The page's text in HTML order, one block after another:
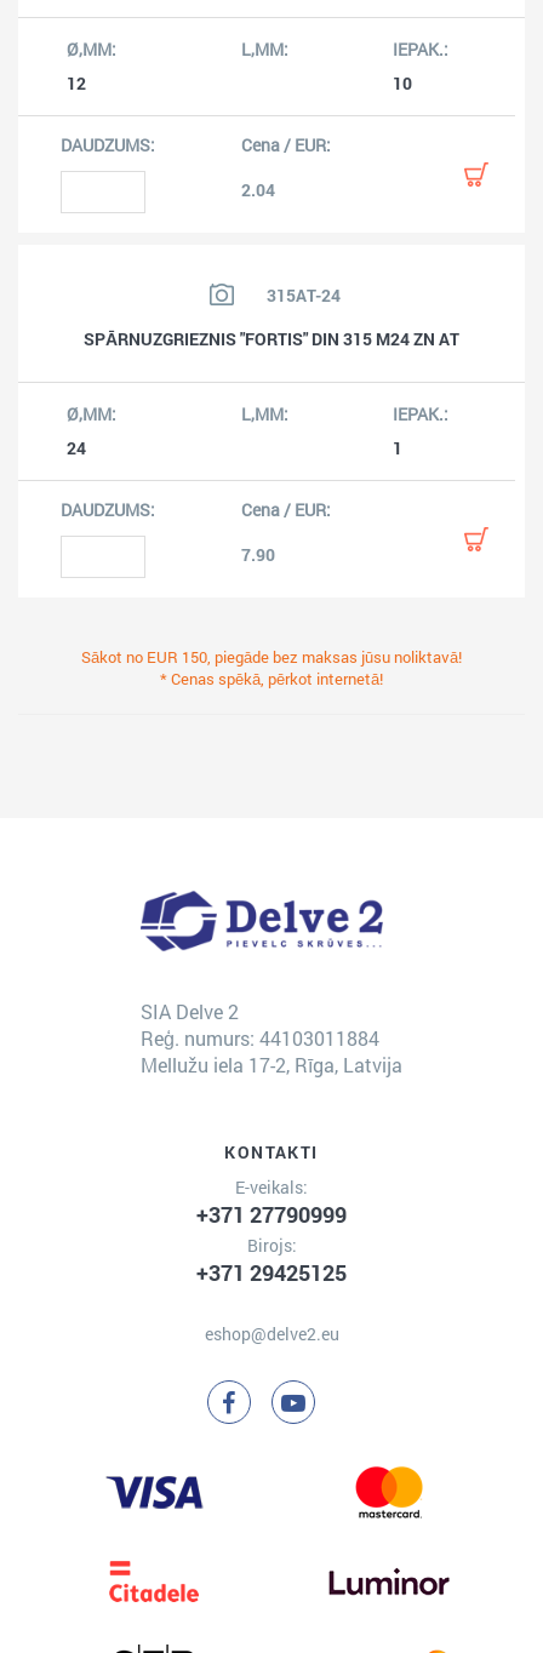
12 10
2.04
315AT-24
SPĀRNUZGRIEZNIS "FORTIS" DIN 315 M24 ZN AT
24 1
7.90
Sākot no EUR 150, piegāde bez maksas jūsu noliktavā!
* Cenas spēkā, pērkot internetā!
SIA Delve 2
Reģ. numurs: 44103011884
Mellužu iela 17-2, Rīga, Latvija
KONTAKTI
E-veikals:
+371 27790999
Birojs:
+371 29425125
eshop@delve2.eu